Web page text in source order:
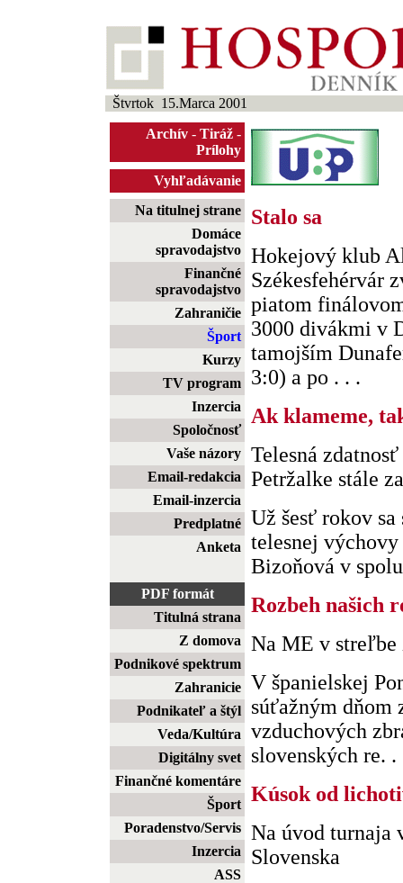
Štvrtok 15.Marca 2001
Archív - Tiráž -
Prílohy
Vyhľadávanie
Na titulnej strane
Domáce
spravodajstvo
Finančné
spravodajstvo
Zahraničie
Šport
Kurzy
TV program
Inzercia
Spoločnosť
Vaše názory
Email-redakcia
Email-inzercia
Predplatné
Anketa
PDF formát
Titulná strana
Z domova
Podnikové spektrum
Zahranicie
Podnikateľ a štýl
Veda/Kultúra
Digitálny svet
Finančné komentáre
Šport
Poradenstvo/Servis
Inzercia
ASS
Stalo sa
Hokejový klub
Székesfehérvár
piatom
3000 divákmi v
tamojším
3:0) a po . . .
Ak klameme,
Telesná
Petržalke stále
Už šesť rokov
telesnej
Bizoňová v
Rozbeh našich
Na ME v streľbe
V španielskej
súťažným dňom
vzduchových
slovenských re. .
Kúsok od
Na úvod turnaja
Slovenska